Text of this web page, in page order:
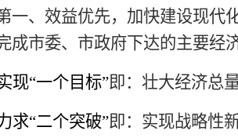
一、效益优先，加快建设现代
成市委、市政府下达的主要经
现“一个目标”即：壮大经济总
求“二个突破”即：实现战略性